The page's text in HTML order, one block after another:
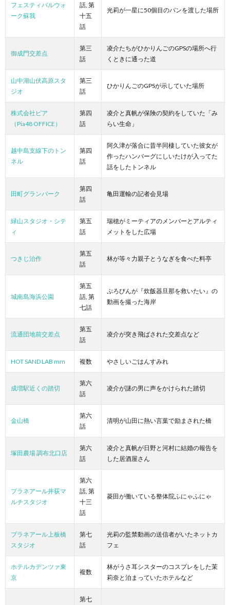
フェスティバルウォ
ーク蘇我
話, 第
十五
話
光莉が一星に50個目のパンを渡した場所
御成門交差点
第三
話
凌介たちがひかりんごのGPSの場所へ行
くときに通った道
山中湖山伏高原スタ
ジオ
第三
話
ひかりんごのGPSが示していた場所
株式会社ピア
（Pia48 OFFICE）
第四
話
凌介と真帆が保険の契約をしていた「み
らい生命」
越中島支線下のトン
ネル
第四
話
阿久津が落合に昔半同棲していた彼女が
作ったハンバーグにしいたけが入ってた
話をしたトンネル
田町グランパーク
第四
話
亀田運輸の記者会見場
緑山スタジオ・シテ
ィ
第五
話
瑞穂がミーティアのメンバーとアルティ
メットをした広場
つきじ治作
第五
話
林が等々力親子とうなぎを食べた料亭
城南島海浜公園
第五
話, 第
七話
ぷろびんが『炊飯器旦那を救いたい』の
動画を撮った海岸
流通団地前交差点
第五
話
凌介が突き飛ばされた交差点など
HOT SAND LAB mm 複数 やさしいごはんすみれ
成増駅近くの踏切
第六
話
凌介が謎の男に声をかけられた踏切
金山橋
第六
話
清明が山田に熱い言葉で励まされた橋
塚田農場 調布北口店
第六
話
凌介と真帆が日野と河村に結婚の報告を
した居酒屋さん
プラネアール井荻マ
ルチスタジオ
第六
話, 第
十三
話
菱田が働いている整体院ふにゃふにゃ
プラネアール上板橋
スタジオ
第七
話
光莉の監禁動画の送信者がいたネットカ
フェ
ホテルカデンツァ東
京
複数
林がうさ耳シスターのコスプレをした茉
莉奈と泊まっていたホテルなど
第七